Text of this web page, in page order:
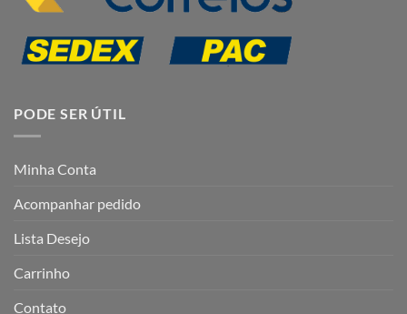
PODE SER ÚTIL
Minha Conta
Acompanhar pedido
Lista Desejo
Carrinho
Contato